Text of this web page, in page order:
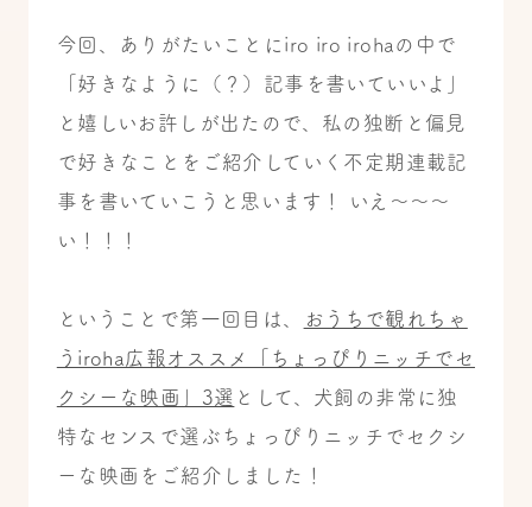
今回、ありがたいことにiro iro irohaの中で
「好きなように（？）記事を書いていいよ」
と嬉しいお許しが出たので、私の独断と偏見
で好きなことをご紹介していく不定期連載記
事を書いていこうと思います！ いえ～～～
い！！！
ということで第一回目は、
おうちで観れちゃ
うiroha広報オススメ「ちょっぴりニッチでセ
クシーな映画」3選 として、犬飼の非常に独
特なセンスで選ぶちょっぴりニッチでセクシ
ーな映画をご紹介しました！